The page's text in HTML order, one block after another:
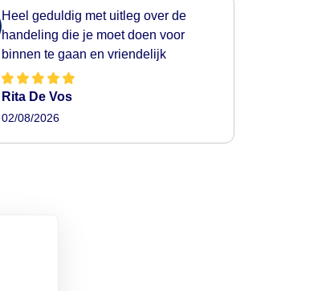
Heel geduldig met uitleg over de
handeling die je moet doen voor
binnen te gaan en vriendelijk
Rita De Vos
02/08/2026